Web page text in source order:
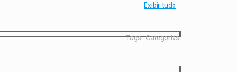
Exibir tudo
Categorias
Tags